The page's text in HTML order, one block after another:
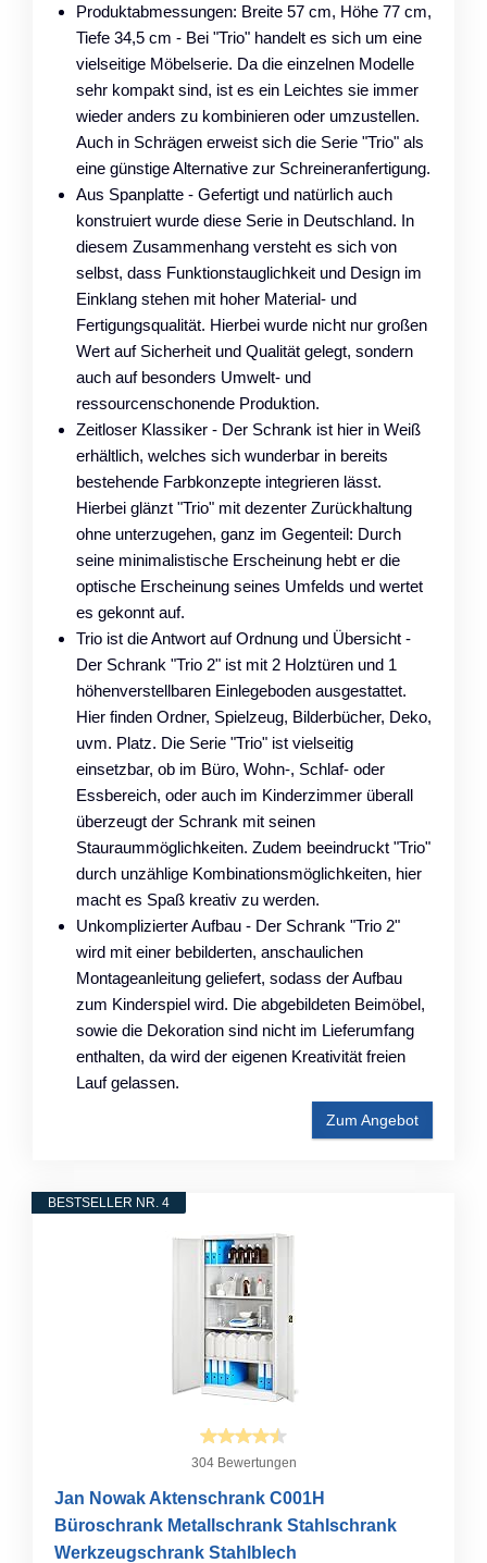
Produktabmessungen: Breite 57 cm, Höhe 77 cm,
Tiefe 34,5 cm - Bei "Trio" handelt es sich um eine
vielseitige Möbelserie. Da die einzelnen Modelle
sehr kompakt sind, ist es ein Leichtes sie immer
wieder anders zu kombinieren oder umzustellen.
Auch in Schrägen erweist sich die Serie "Trio" als
eine günstige Alternative zur Schreineranfertigung.
Aus Spanplatte - Gefertigt und natürlich auch
konstruiert wurde diese Serie in Deutschland. In
diesem Zusammenhang versteht es sich von
selbst, dass Funktionstauglichkeit und Design im
Einklang stehen mit hoher Material- und
Fertigungsqualität. Hierbei wurde nicht nur großen
Wert auf Sicherheit und Qualität gelegt, sondern
auch auf besonders Umwelt- und
ressourcenschonende Produktion.
Zeitloser Klassiker - Der Schrank ist hier in Weiß
erhältlich, welches sich wunderbar in bereits
bestehende Farbkonzepte integrieren lässt.
Hierbei glänzt "Trio" mit dezenter Zurückhaltung
ohne unterzugehen, ganz im Gegenteil: Durch
seine minimalistische Erscheinung hebt er die
optische Erscheinung seines Umfelds und wertet
es gekonnt auf.
Trio ist die Antwort auf Ordnung und Übersicht -
Der Schrank "Trio 2" ist mit 2 Holztüren und 1
höhenverstellbaren Einlegeboden ausgestattet.
Hier finden Ordner, Spielzeug, Bilderbücher, Deko,
uvm. Platz. Die Serie "Trio" ist vielseitig
einsetzbar, ob im Büro, Wohn-, Schlaf- oder
Essbereich, oder auch im Kinderzimmer überall
überzeugt der Schrank mit seinen
Stauraummöglichkeiten. Zudem beeindruckt "Trio"
durch unzählige Kombinationsmöglichkeiten, hier
macht es Spaß kreativ zu werden.
Unkomplizierter Aufbau - Der Schrank "Trio 2"
wird mit einer bebilderten, anschaulichen
Montageanleitung geliefert, sodass der Aufbau
zum Kinderspiel wird. Die abgebildeten Beimöbel,
sowie die Dekoration sind nicht im Lieferumfang
enthalten, da wird der eigenen Kreativität freien
Lauf gelassen.
Zum Angebot
BESTSELLER NR. 4
304 Bewertungen
Jan Nowak Aktenschrank C001H
Büroschrank Metallschrank Stahlschrank
Werkzeugschrank Stahlblech